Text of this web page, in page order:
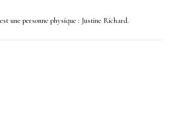
une personne physique : Justine Richard.